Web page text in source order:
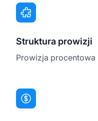
Struktura prowizji
Prowizja procentowa